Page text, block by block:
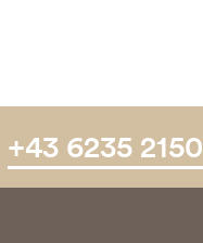
+43 6235